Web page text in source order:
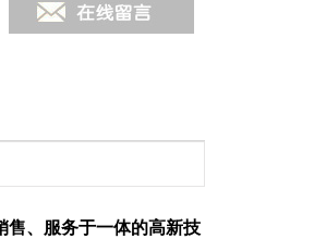
售、服务于一体的高新技